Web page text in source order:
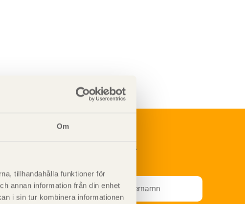
Om
tillhandahålla funktioner för
annan information från din enhet
i sin tur kombinera informationen
Prenumerera på Svenskt Träs